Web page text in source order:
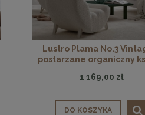
cm + kolory
Lustro Plama No.3
postarzane organiczny
1 169,00 zł
DO KOSZYKA